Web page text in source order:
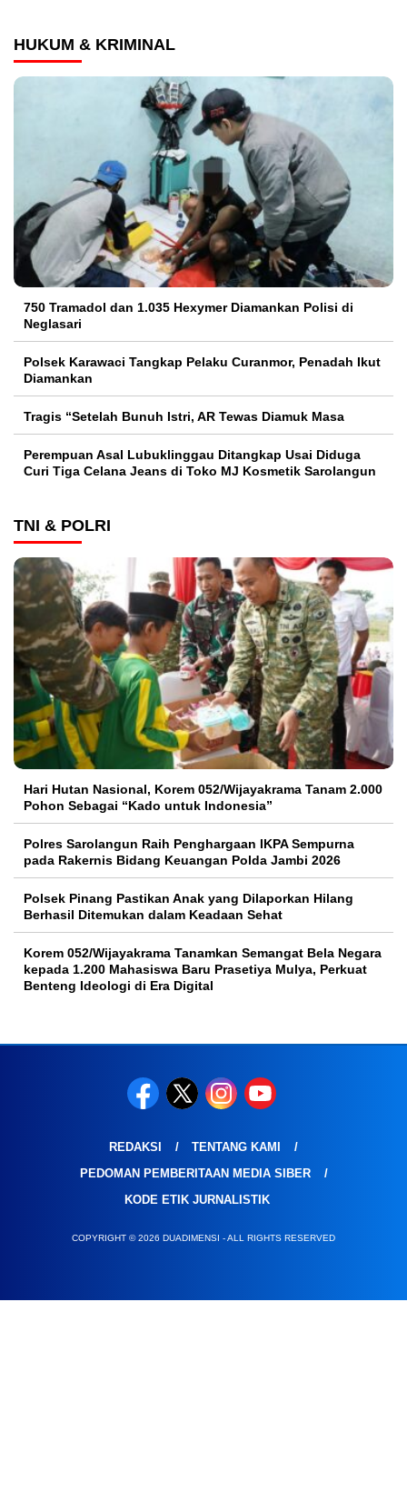
HUKUM & KRIMINAL
750 Tramadol dan 1.035 Hexymer Diamankan Polisi di
Neglasari
Polsek Karawaci Tangkap Pelaku Curanmor, Penadah Ikut
Diamankan
Tragis “Setelah Bunuh Istri, AR Tewas Diamuk Masa
Perempuan Asal Lubuklinggau Ditangkap Usai Diduga
Curi Tiga Celana Jeans di Toko MJ Kosmetik Sarolangun
TNI & POLRI
Hari Hutan Nasional, Korem 052/Wijayakrama Tanam 2.000
Pohon Sebagai “Kado untuk Indonesia”
Polres Sarolangun Raih Penghargaan IKPA Sempurna
pada Rakernis Bidang Keuangan Polda Jambi 2026
Polsek Pinang Pastikan Anak yang Dilaporkan Hilang
Berhasil Ditemukan dalam Keadaan Sehat
Korem 052/Wijayakrama Tanamkan Semangat Bela Negara
kepada 1.200 Mahasiswa Baru Prasetiya Mulya, Perkuat
Benteng Ideologi di Era Digital
REDAKSI
TENTANG KAMI
PEDOMAN PEMBERITAAN MEDIA SIBER
KODE ETIK JURNALISTIK
COPYRIGHT © 2026 DUADIMENSI - ALL RIGHTS RESERVED